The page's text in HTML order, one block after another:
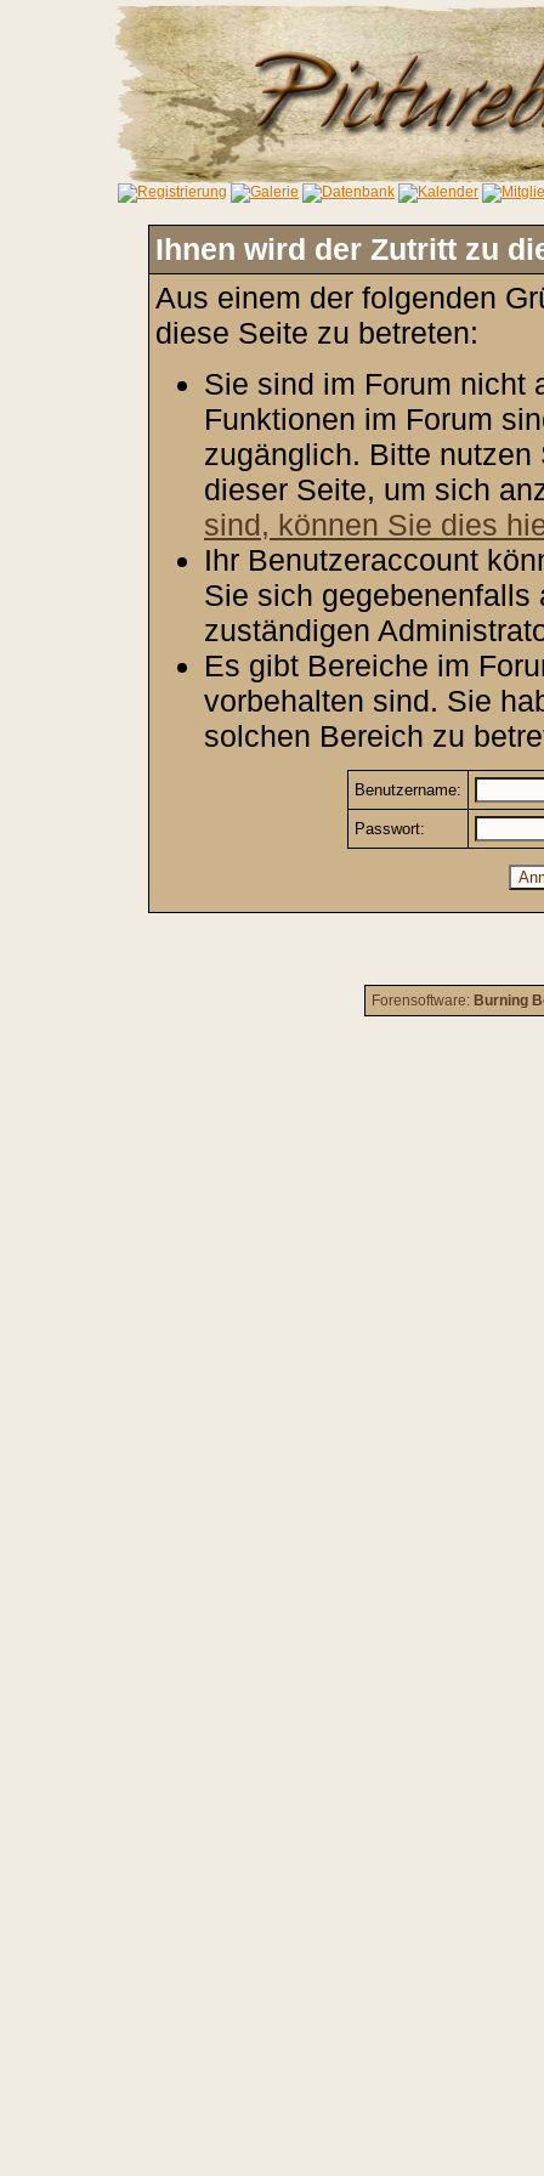
Ihnen wird der Zutritt zu
Aus einem der folgenden
diese Seite zu betreten:
Sie sind im Forum nicht
Funktionen im Forum
zugänglich. Bitte
dieser Seite, um sich
sind, können Sie dies
Ihr Benutzeraccount
Sie sich gegebenenfalls
zuständigen
Es gibt Bereiche im
vorbehalten sind. Sie
solchen Bereich zu
Benutzername:
Passwort:
Forensoftware: Burning